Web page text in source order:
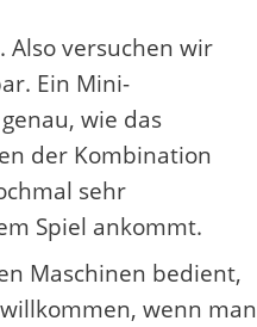
Also versuchen wir
Ein Mini-
wie das
der Kombination
sehr
Spiel ankommt.
Maschinen bedient,
wenn man